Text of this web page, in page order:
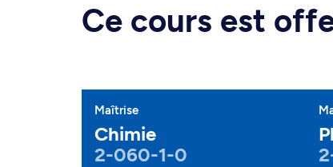
Ce cours est
Maîtrise
Chimie
2-060-1-0